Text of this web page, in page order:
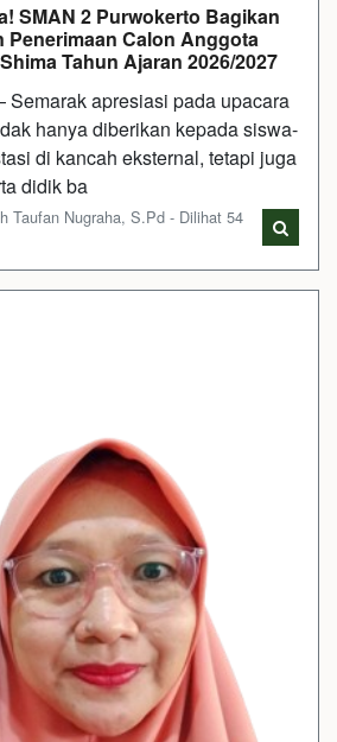
SMAN 2 Purwokerto Bagikan
Penerimaan Calon Anggota
Tahun Ajaran 2026/2027
apresiasi pada upacara
hanya diberikan kepada siswa-
di kancah eksternal, tetapi juga
didik ba
Taufan Nugraha, S.Pd - Dilihat 54